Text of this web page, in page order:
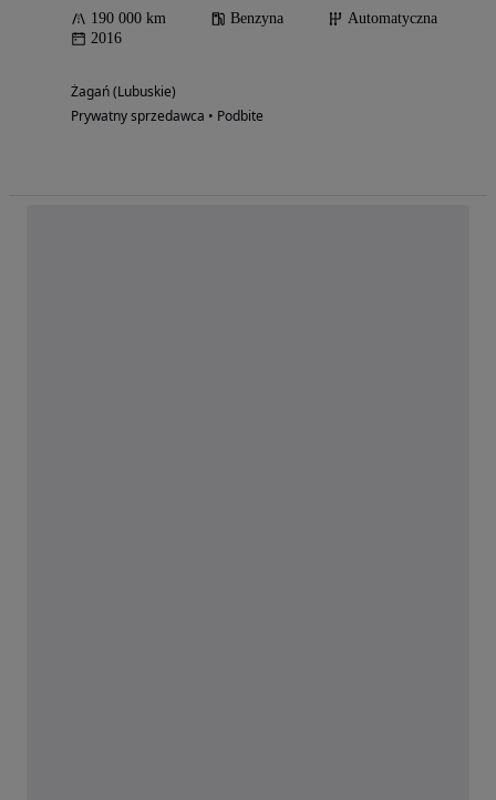
190 000 km Benzyna
Automatyczna
2016
Żagań (Lubuskie)
Prywatny sprzedawca • Podbite